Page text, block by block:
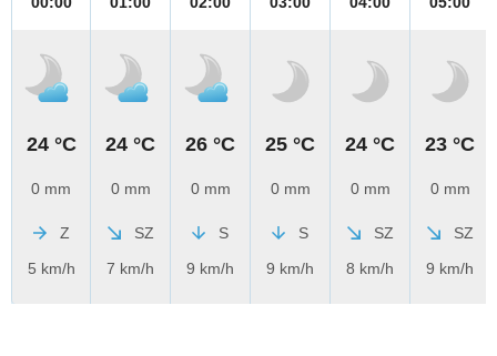
24 °C
0 mm
Z
5 km/h
24 °C
0 mm
SZ
7 km/h
26 °C
0 mm
S
9 km/h
25 °C
0 mm
S
9 km/h
24 °C
0 mm
SZ
8 km/h
23 °C
0 mm
SZ
9 km/h